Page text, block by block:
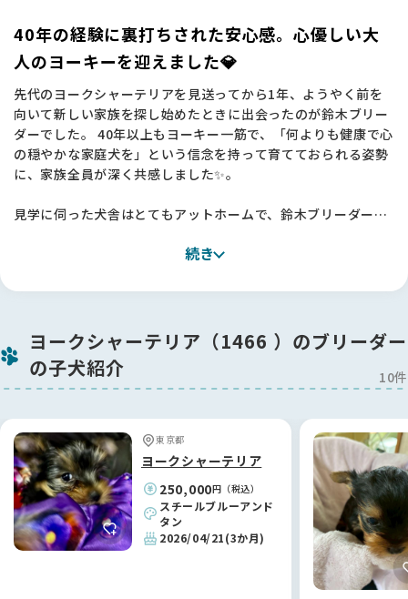
【BreederFamiliesへ】
今回、鈴木ブリーダーとの素晴らしいご縁を繋いでくださった
のは、間違いなくBreederFamiliesさんのおかげです。
単なる仲介サイトではなく、10％という厳しい審査基準を設け
て「動物福祉」に真正面から取り組む姿勢に深く共感し、ここ
なら信頼できると確信して一歩を踏み出すことができました。
代表の吉村さんが発信されているメッセージからも、命を扱う
ことへの覚悟と誠実さが伝わり、見学時の相談や当日のお立ち
会いを含め、終始あたたかなサポートに支えられました。
日本も諸外国のように、動物たちに優しい国になってほしい。
そんな願いを形にしようとしているBFさんの活動を、これから
も心から応援しています。素敵な出会いを本当にありがとうご
40年の経験に裏打ちされた安心感。心優しい大
人のヨーキーを迎えました💎
先代のヨークシャーテリアを見送ってから1年、ようやく前を
向いて新しい家族を探し始めたときに出会ったのが鈴木ブリー
ダーでした。 40年以上もヨーキー一筋で、「何よりも健康で心
の穏やかな家庭犬を」という信念を持って育てておられる姿勢
に、家族全員が深く共感しました✨。
見学に伺った犬舎はとてもアットホームで、鈴木ブリーダーが
くしている姿に大きな安心感を覚えました🏠
も決め手の一つです。
今回は子犬ではなく、落ち着いた「少し大人の子」を迎えるこ
とにしましたが、その落ち着いた品のある佇まいに家族4人満
場一致で「この子だ！」と確信しました🐶
ダーから具体的で的確なアドバイスをいただき、今ではすっか
り家族に溶け込んでいます。お迎えして終わりではなく、いつ
でも相談できるプロフェッショナルが後ろにいてくださること
は、何物にも代えがたい安心感です。鈴木さん、本当にありが
とうございました！✨
【BreederFamiliesへ】
命の背景まで考えたい方に。真の「優良」が見える場所です🕊️
続き
ヨークシャーテリア（1466 ）のブリーダー
の子犬紹介
10件
東京都
ヨークシャーテリア
250,000円（税込）
スチールブルーアンド
タン
2026/04/21(3か月)